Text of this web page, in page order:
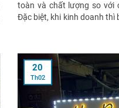
toàn và chất lượng so với
Đặc biệt, khi kinh doanh thì
20
Th02